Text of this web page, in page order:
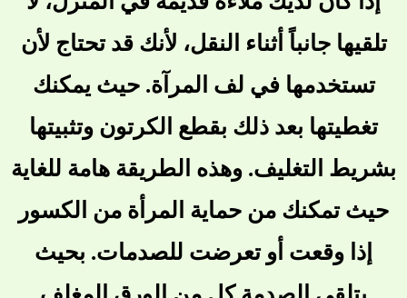
تلقيها جانباً أثناء النقل، لأنك قد تحتاج لأن
تستخدمها في لف المرآة. حيث يمكنك
تغطيتها بعد ذلك بقطع الكرتون وتثبيتها
بشريط التغليف. وهذه الطريقة هامة للغاية
حيث تمكنك من حماية المرأة من الكسور
إذا وقعت أو تعرضت للصدمات. بحيث